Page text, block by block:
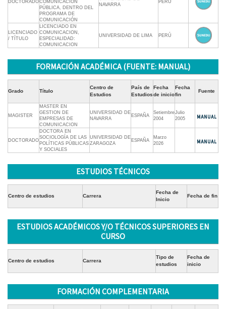
DOCTORADOCOMUNICACIÓN
PÚBLICA, DENTRO DEL
PROGRAMA DE
COMUNICACIÓN
NAVARRA
PERÚ
LICENCIADO
/ TÍTULO
LICENCIADO EN
COMUNICACION,
ESPECIALIDAD:
COMUNICACION
UNIVERSIDAD DE LIMA PERÚ
FORMACIÓN ACADÉMICA (FUENTE: MANUAL)
Grado Título
Centro de
Estudios
País de
Estudios
Fecha
de inicio
Fecha
fin
Fuente
MAGISTER
MASTER EN
GESTION DE
EMPRESAS DE
COMUNICACION
UNIVERSIDAD DE
NAVARRA
ESPAÑA
Setiembre
2004
Julio
2005
DOCTORADO
DOCTORA EN
SOCIOLOGÍA DE LAS
POLÍTICAS PÚBLICAS
Y SOCIALES
UNIVERSIDAD DE
ZARAGOZA
ESPAÑA
Marzo
2026
ESTUDIOS TÉCNICOS
Centro de estudios Carrera
Fecha de
Inicio
Fecha de fin
ESTUDIOS ACADÉMICOS Y/O TÉCNICOS SUPERIORES EN
CURSO
Centro de estudios Carrera
Tipo de
estudios
Fecha de
inicio
FORMACIÓN COMPLEMENTARIA